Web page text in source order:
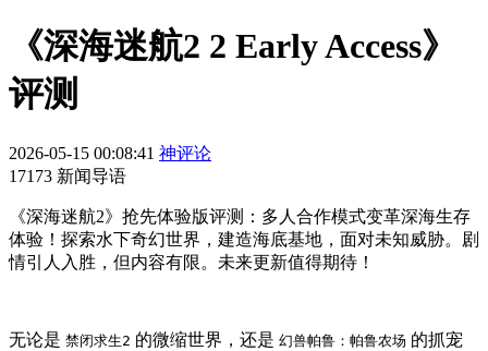
《深海迷航2 2 Early Access》
评测
2026-05-15 00:08:41 神评论
17173 新闻导语
《深海迷航2》抢先体验版评测：多人合作模式变革深海生存
体验！探索水下奇幻世界，建造海底基地，面对未知威胁。剧
情引人入胜，但内容有限。未来更新值得期待！
无论是 禁闭求生2 的微缩世界，还是 幻兽帕鲁：帕鲁农场 的抓宠